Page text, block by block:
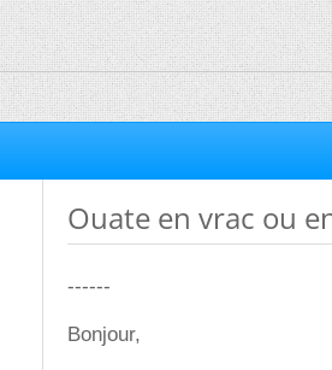
Ouate en vrac ou
------
Bonjour,